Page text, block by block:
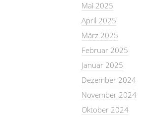
Mai 2025
April 2025
März 2025
Februar 2025
Januar 2025
Dezember 2024
November 2024
Oktober 2024